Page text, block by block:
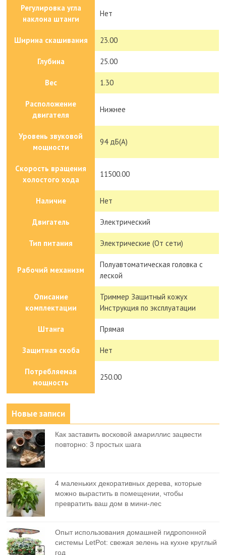
Регулировка угла
наклона штанги
Нет
Ширина скашивания 23.00
Глубина 25.00
Вес 1.30
Расположение
двигателя
Нижнее
Уровень звуковой
мощности
94 дБ(А)
Скорость вращения
холостого хода
11500.00
Наличие Нет
Двигатель Электрический
Тип питания Электрические (От сети)
Рабочий механизм
Полуавтоматическая головка с
леской
Описание
комплектации
Триммер Защитный кожух
Инструкция по эксплуатации
Штанга Прямая
Защитная скоба Нет
Потребляемая
мощность
250.00
Новые записи
Как заставить восковой амариллис зацвести
повторно: 3 простых шага
4 маленьких декоративных дерева, которые
можно вырастить в помещении, чтобы
превратить ваш дом в мини-лес
Опыт использования домашней гидропонной
системы LetPot: свежая зелень на кухне круглый
год